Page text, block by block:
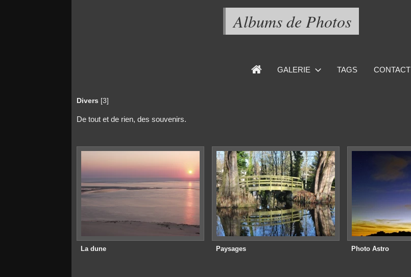
Albums de Photos
GALERIE TAGS CONTACT
Divers [3]
De tout et de rien, des souvenirs.
La dune Paysages Photo Astro